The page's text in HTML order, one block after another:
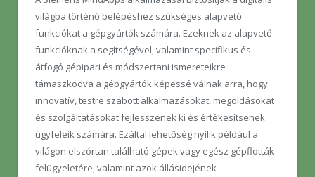
világba történő belépéshez szükséges alapvető
funkciókat a gépgyártók számára. Ezeknek az alapvető
funkcióknak a segítségével, valamint specifikus és
átfogó gépipari és módszertani ismereteikre
támaszkodva a gépgyártók képessé válnak arra, hogy
innovatív, testre szabott alkalmazásokat, megoldásokat
és szolgáltatásokat fejlesszenek ki és értékesítsenek
ügyfeleik számára. Ezáltal lehetőség nyílik például a
világon elszórtan található gépek vagy egész gépflották
felügyeletére, valamint azok állásidejének